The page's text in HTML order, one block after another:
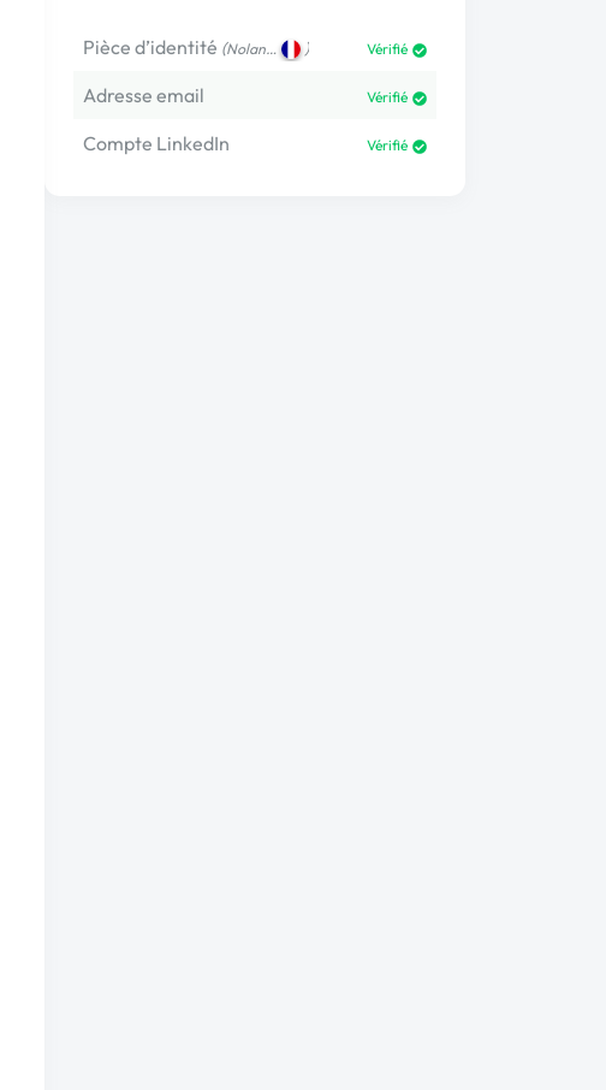
Pièce d’identité (Nolan… ) Vérifié
Adresse email Vérifié
Compte LinkedIn Vérifié